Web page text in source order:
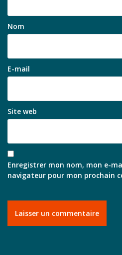
Nom
E-mail
Site web
Enregistrer mon nom, mon e-
navigateur pour mon prochain